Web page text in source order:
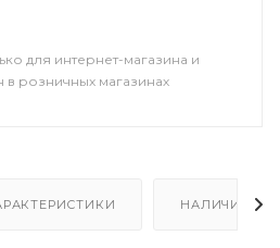
для интернет-магазина и
в розничных магазинах
НАЛИЧИЕ